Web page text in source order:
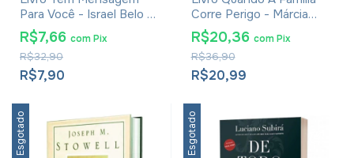
Para Você - Israel Belo De
Azevedo
R$7,90
R$32,90
R$7,66 comPix
Corre Perigo - Márcia
Marinho
R$20,99
R$36,90
R$20,36 com Pix
Esgotado Esgotado